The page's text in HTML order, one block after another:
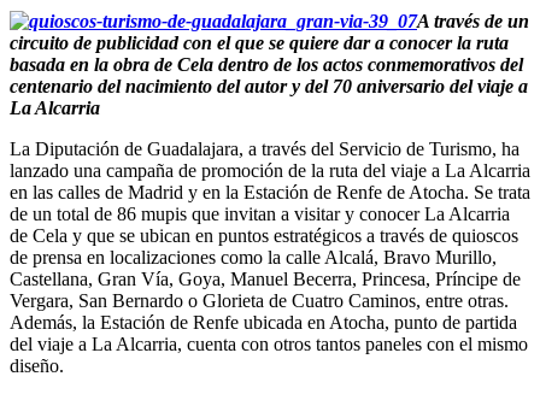
A través de un
circuito de publicidad con el que se quiere dar a conocer la ruta
basada en la obra de Cela dentro de los actos conmemorativos del
centenario del nacimiento del autor y del 70 aniversario del viaje a
La Alcarria
La Diputación de Guadalajara, a través del Servicio de Turismo, ha
lanzado una campaña de promoción de la ruta del viaje a La Alcarria
en las calles de Madrid y en la Estación de Renfe de Atocha. Se trata
de un total de 86 mupis que invitan a visitar y conocer La Alcarria
de Cela y que se ubican en puntos estratégicos a través de quioscos
de prensa en localizaciones como la calle Alcalá, Bravo Murillo,
Castellana, Gran Vía, Goya, Manuel Becerra, Princesa, Príncipe de
Vergara, San Bernardo o Glorieta de Cuatro Caminos, entre otras.
Además, la Estación de Renfe ubicada en Atocha, punto de partida
del viaje a La Alcarria, cuenta con otros tantos paneles con el mismo
diseño.